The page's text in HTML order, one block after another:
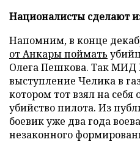
Националисты сделают
Напомним, в конце
от Анкары поймать
Олега Пешкова. Так МИД
выступление Челика в
котором тот взял на себя
убийство пилота. Из
боевик уже два года
незаконного